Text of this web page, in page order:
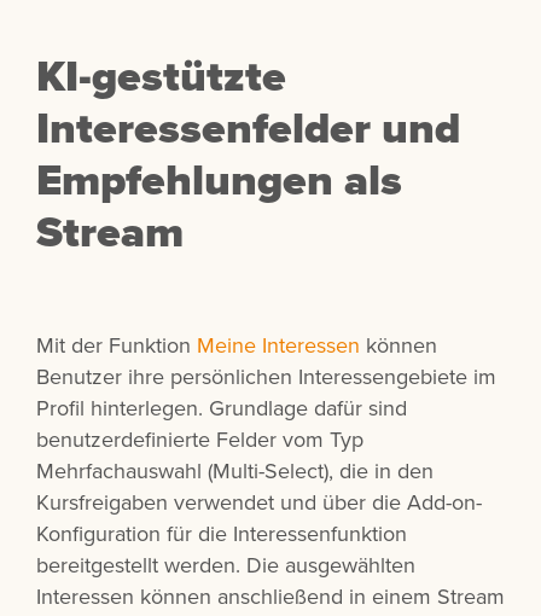
KI-gestützte
Interessenfelder und
Empfehlungen als
Stream
Mit der Funktion Meine Interessen können
Benutzer ihre persönlichen Interessengebiete im
Profil hinterlegen. Grundlage dafür sind
benutzerdefinierte Felder vom Typ
Mehrfachauswahl (Multi-Select), die in den
Kursfreigaben verwendet und über die Add-on-
Konfiguration für die Interessenfunktion
bereitgestellt werden. Die ausgewählten
Interessen können anschließend in einem Stream